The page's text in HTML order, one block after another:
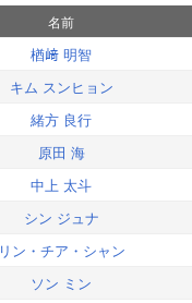
名前
楢﨑 明智
キム スンヒョン
緒方 良行
原田 海
中上 太斗
シン ジュナ
リン・チア・シャン
ソン ミン